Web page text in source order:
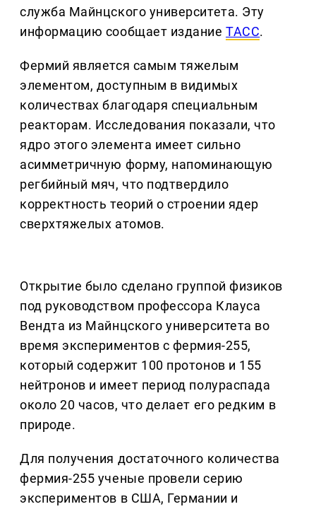
служба Майнцского университета. Эту
информацию сообщает изданиеТАСС.
Фермий является самым тяжелым
элементом, доступным в видимых
количествах благодаря специальным
реакторам. Исследования показали, что
ядро этого элемента имеет сильно
асимметричную форму, напоминающую
регбийный мяч, что подтвердило
корректность теорий о строении ядер
сверхтяжелых атомов.
Открытие было сделано группой физиков
под руководством профессора Клауса
Вендта из Майнцского университета во
время экспериментов с фермия-255,
который содержит 100 протонов и 155
нейтронов и имеет период полураспада
около 20 часов, что делает его редким в
природе.
Для получения достаточного количества
фермия-255 ученые провели серию
экспериментов в США, Германии и